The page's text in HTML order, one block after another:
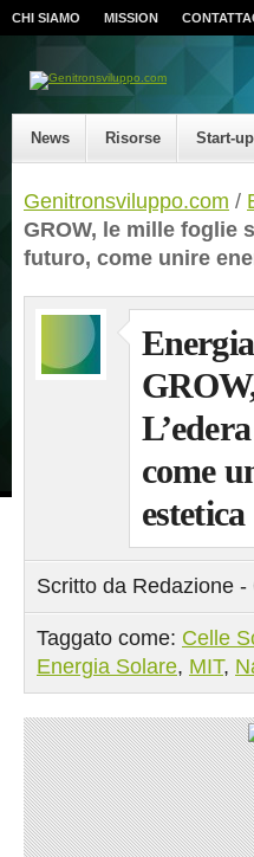
CHI SIAMO MISSION
News Risorse Start-up
Genitronsviluppo.com /
GROW, le mille foglie
futuro, come unire
come
estetica
Scritto da Redazione
Taggato come: Celle
Energia Solare, MIT,